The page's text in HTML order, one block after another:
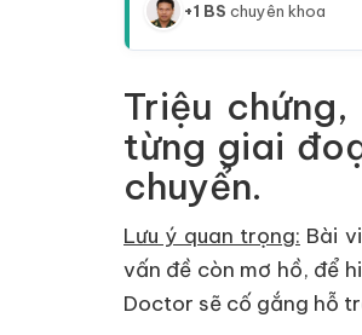
+1 BS chuyên khoa
Triệu
từng giai
chuyển.
Lưu ý quan trọng: Bài
vấn đề còn mơ hồ, để
Doctor sẽ cố gắng hỗ